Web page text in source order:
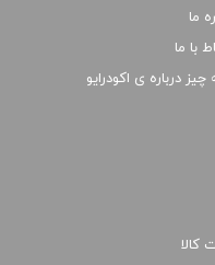
ما
با ما
درباره ی اکودرایو
کالا